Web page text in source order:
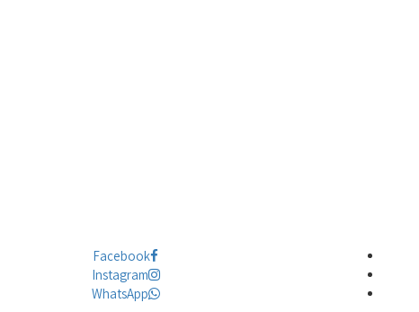
Facebook
Instagram
WhatsApp